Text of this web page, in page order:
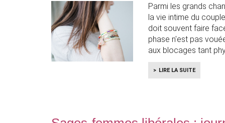
Parmi les grands
la vie intime du
doit souvent faire
phase n'est pas
aux blocages tant
LIRE LA SUITE